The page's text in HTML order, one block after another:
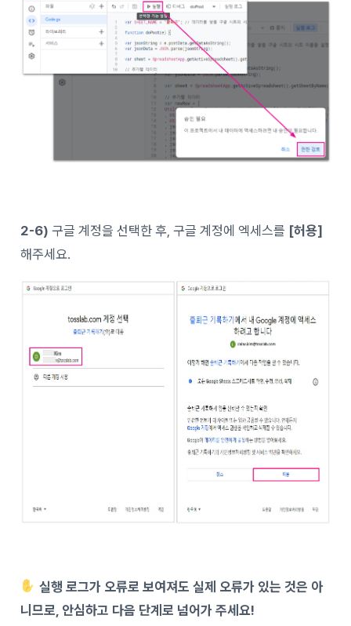
2-6)구글 계정을 선택한 후, 구글 계정에 엑세스를 [허용]
해주세요.
실행 로그가 오류로 보여져도 실제 오류가 있는 것은 아
니므로, 안심하고 다음 단계로 넘어가 주세요!